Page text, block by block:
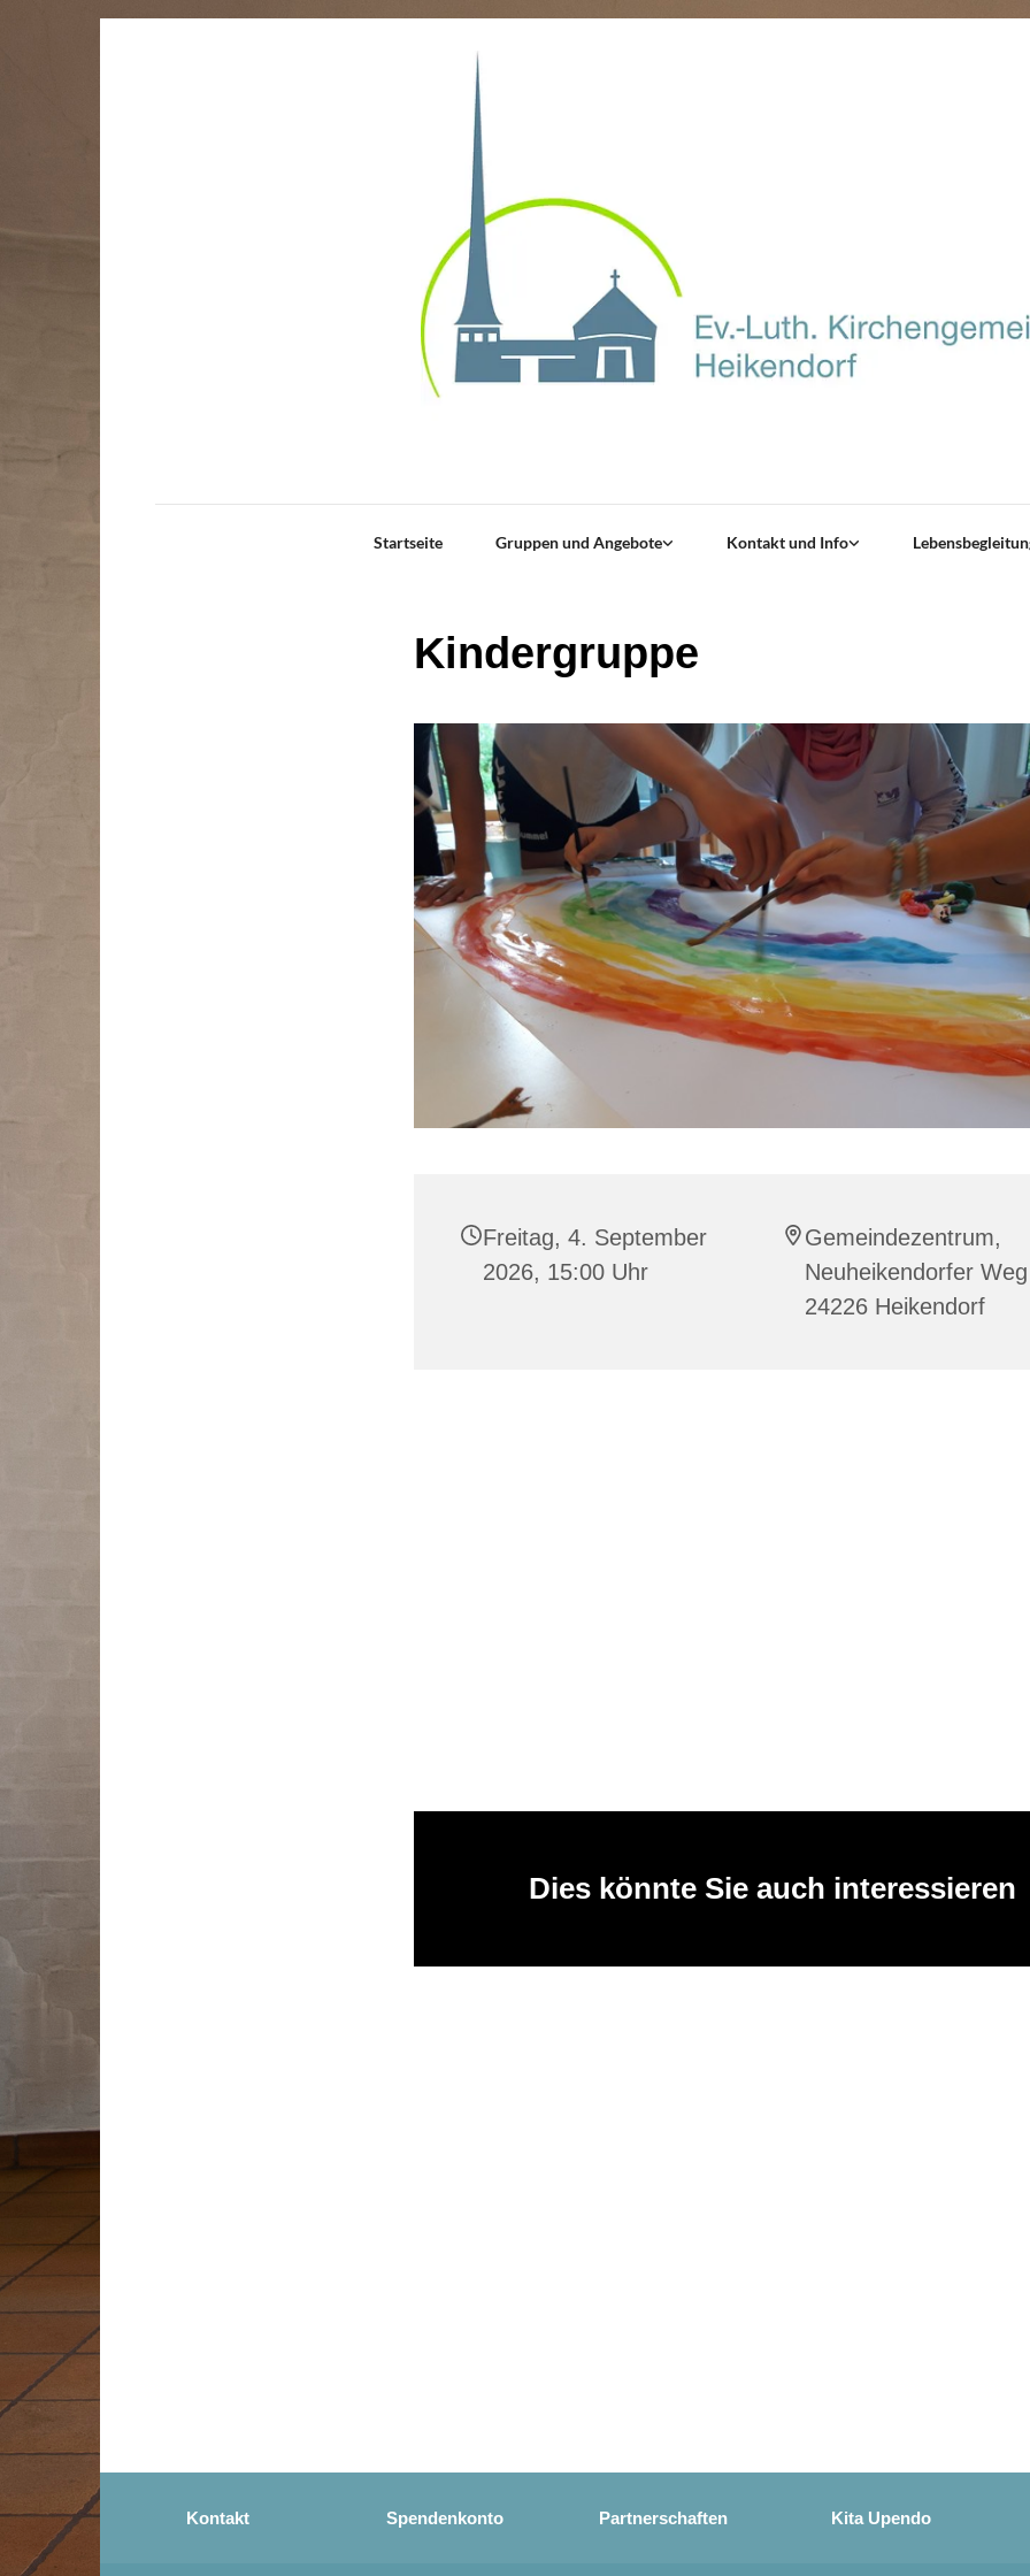
Startseite Gruppen und Angebote Kontakt und Info
Kindergruppe
Freitag, 4. September
2026, 15:00 Uhr
Gemeindezentrum,
Neuheikendorfer
24226 Heikendorf
Dies könnte Sie auch interessieren
Kontakt Spendenkonto Partnerschaften Kita Upendo